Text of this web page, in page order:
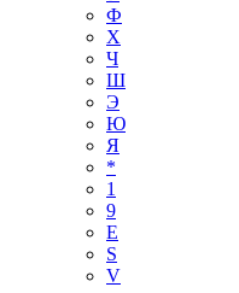
Ф
Х
Ч
Ш
Э
Ю
Я
*
1
9
E
S
V